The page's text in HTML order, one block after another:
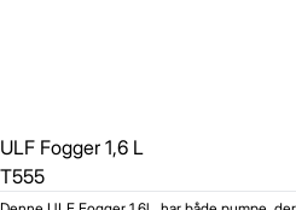
ULF Fogger 1,6 L
T555